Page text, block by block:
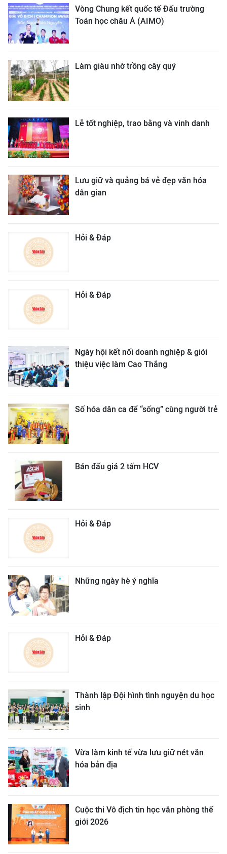
Vòng Chung kết quốc tế Đấu trường
Toán học châu Á (AIMO)
Làm giàu nhờ trồng cây quý
Lễ tốt nghiệp, trao bằng và vinh danh
Lưu giữ và quảng bá vẻ đẹp văn hóa
dân gian
Hỏi & Đáp
Hỏi & Đáp
Ngày hội kết nối doanh nghiệp & giới
thiệu việc làm Cao Thắng
Số hóa dân ca để “sống” cùng người trẻ
Bán đấu giá 2 tấm HCV
Hỏi & Đáp
Những ngày hè ý nghĩa
Hỏi & Đáp
Thành lập Đội hình tình nguyện du học
sinh
Vừa làm kinh tế vừa lưu giữ nét văn
hóa bản địa
Cuộc thi Vô địch tin học văn phòng thế
giới 2026